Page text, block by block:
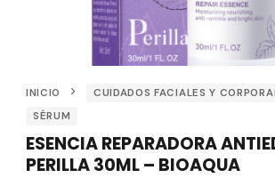
INICIO
CUIDADOS FACIALES Y
SÉRUM
ESENCIA REPARADORA
PERILLA 30ML – BIOAQUA